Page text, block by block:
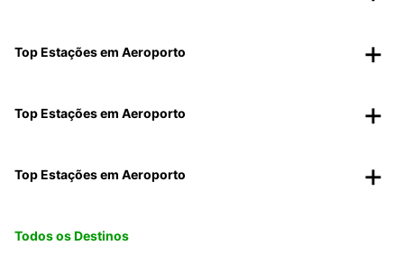
Top Estações em Aeroporto
Top Estações em Aeroporto
Top Estações em Aeroporto
Todos os Destinos